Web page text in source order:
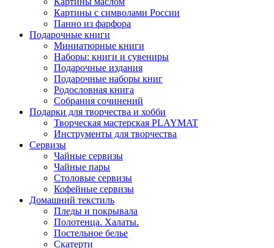
Картины с символами России
Панно из фарфора
Подарочные книги
Миниатюрные книги
Наборы: книги и сувениры
Подарочные издания
Подарочные наборы книг
Родословная книга
Собрания сочинений
Подарки для творчества и хобби
Творческая мастерская PLAYMAT
Инструменты для творчества
Cервизы
Чайные сервизы
Чайные пары
Столовые сервизы
Кофейные сервизы
Домашний текстиль
Пледы и покрывала
Полотенца. Халаты.
Постельное белье
Скатерти